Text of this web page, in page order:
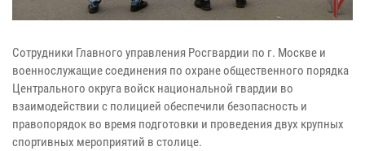
Сотрудники Главного управления Росгвардии по г. Москве и
военнослужащие соединения по охране общественного порядка
Центрального округа войск национальной гвардии во
взаимодействии с полицией обеспечили безопасность и
правопорядок во время подготовки и проведения двух крупных
спортивных мероприятий в столице.